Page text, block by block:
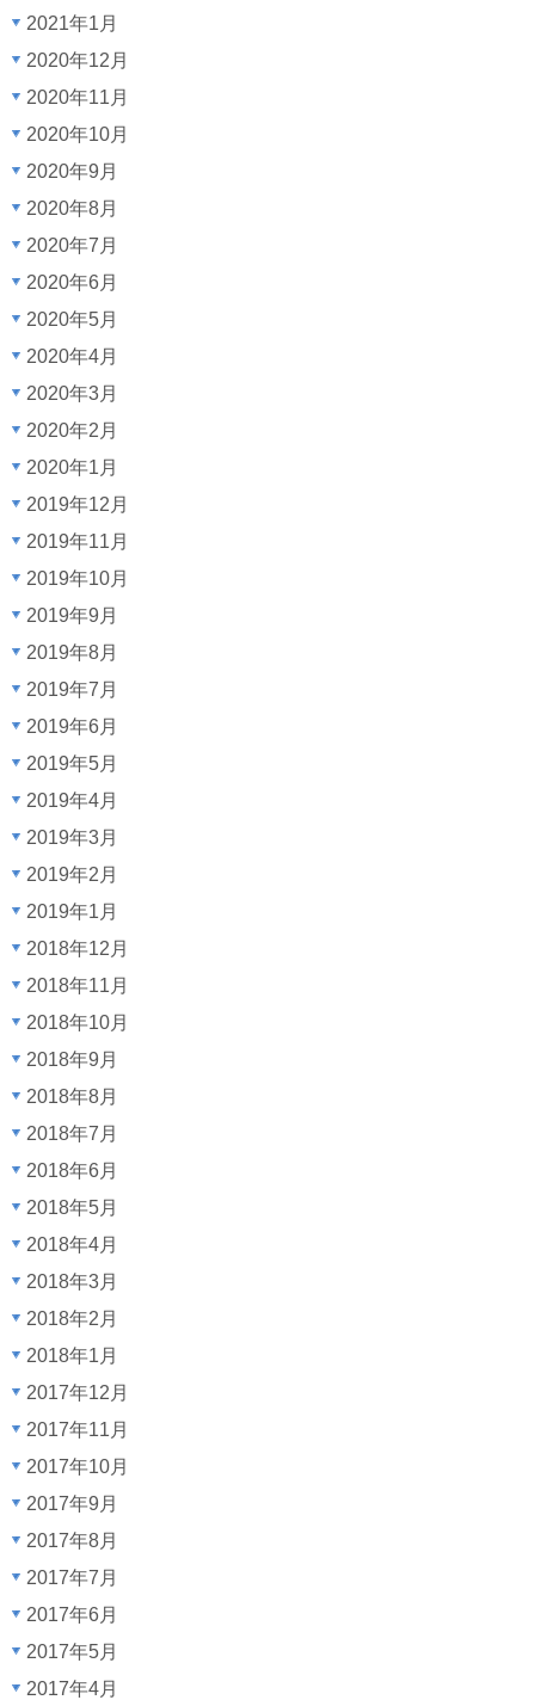
2021年1月
2020年12月
2020年11月
2020年10月
2020年9月
2020年8月
2020年7月
2020年6月
2020年5月
2020年4月
2020年3月
2020年2月
2020年1月
2019年12月
2019年11月
2019年10月
2019年9月
2019年8月
2019年7月
2019年6月
2019年5月
2019年4月
2019年3月
2019年2月
2019年1月
2018年12月
2018年11月
2018年10月
2018年9月
2018年8月
2018年7月
2018年6月
2018年5月
2018年4月
2018年3月
2018年2月
2018年1月
2017年12月
2017年11月
2017年10月
2017年9月
2017年8月
2017年7月
2017年6月
2017年5月
2017年4月